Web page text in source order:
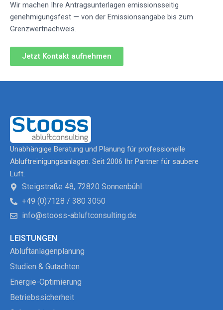
Wir machen Ihre Antragsunterlagen emissionsseitig
genehmigungsfest — von der Emissionsangabe bis zum
Grenzwertnachweis.
Jetzt Kontakt aufnehmen
Unabhängige Beratung und Planung für professionelle
Abluftreinigungsanlagen. Seit 2006 Ihr Partner für saubere
Luft.
Steigstraße 48, 72820 Sonnenbühl
+49 (0)7128 / 380 3050
info@stooss-abluftconsulting.de
LEISTUNGEN
Abluftanlagenplanung
Studien & Gutachten
Energie-Optimierung
Betriebssicherheit